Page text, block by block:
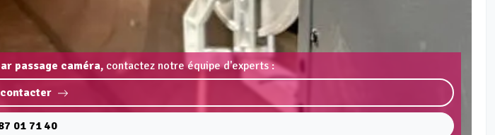
passage caméra, contactez notre équipe d'experts :
01 71 40